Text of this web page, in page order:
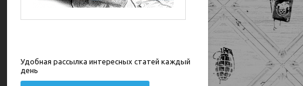
Удобная рассылка интересных статей каждый
день